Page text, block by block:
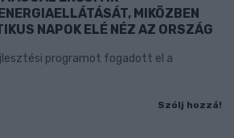
MIKÖZBEN
NAPOK ELÉ NÉZ AZ ORSZÁG
programot fogadott el a
Szólj hozzá!